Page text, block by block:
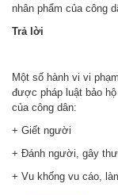
nhân phẩm của công
Trảlời
Một số hành vi vi
được pháp luật bảo
của công dân:
+ Giết người
+ Đánh người, gây
+ Vu khống vu cáo,